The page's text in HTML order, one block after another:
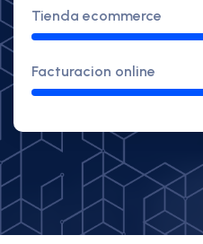
Tienda ecommerce
Facturacion online